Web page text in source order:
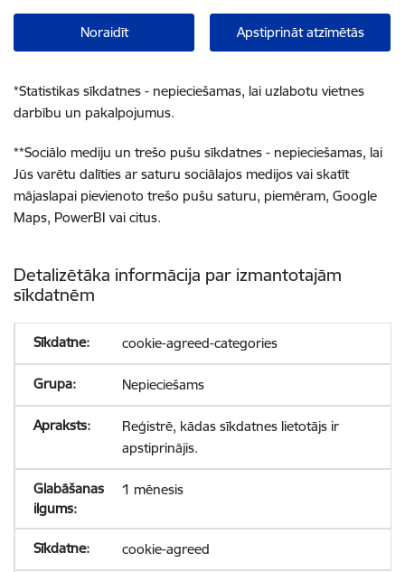
Noraidīt Apstiprināt atzīmētās
*Statistikas sīkdatnes - nepieciešamas, lai uzlabotu vietnes
darbību un pakalpojumus.
**Sociālo mediju un trešo pušu sīkdatnes - nepieciešamas, lai
Jūs varētu dalīties ar saturu sociālajos medijos vai skatīt
mājaslapai pievienoto trešo pušu saturu, piemēram, Google
Maps, PowerBI vai citus.
Detalizētāka informācija par izmantotajām
sīkdatnēm
cookie-agreed-categories
Nepieciešams
Reģistrē, kādas sīkdatnes lietotājs ir
apstiprinājis.
1 mēnesis
cookie-agreed